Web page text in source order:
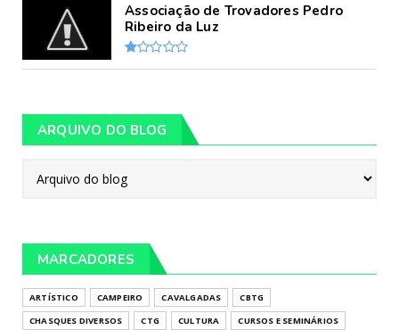
Associação de Trovadores Pedro
Ribeiro da Luz
ARQUIVO DO BLOG
MARCADORES
ARTÍSTICO CAMPEIRO CAVALGADAS
CBTG
CHASQUES DIVERSOS
CTG CULTURA
CURSOS E SEMINÁRIOS